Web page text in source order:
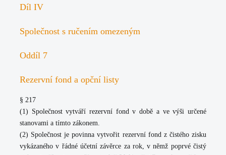
Díl IV
Společnost s ručením omezeným
Oddíl 7
Rezervní fond a opční listy
§ 217
(1) Společnost vytváří rezervní fond v době a ve výši určené
stanovami a tímto zákonem.
(2) Společnost je povinna vytvořit rezervní fond z čistého zisku
vykázaného v řádné účetní závěrce za rok, v němž poprvé čistý